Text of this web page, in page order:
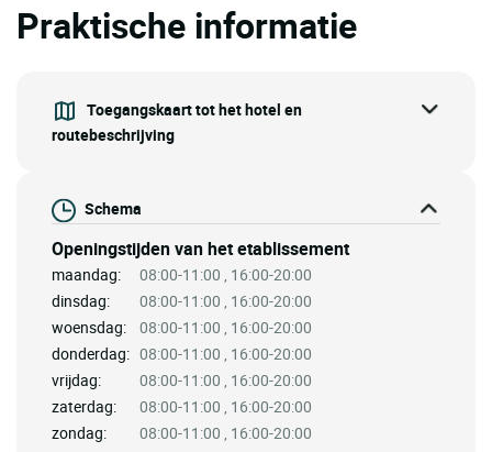
Praktische informatie
Toegangskaart tot het hotel en
routebeschrijving
Schema
Openingstijden van het etablissement
maandag:
08:00-11:00 , 16:00-20:00
dinsdag:
08:00-11:00 , 16:00-20:00
woensdag:
08:00-11:00 , 16:00-20:00
donderdag: 08:00-11:00 , 16:00-20:00
vrijdag:
08:00-11:00 , 16:00-20:00
zaterdag:
08:00-11:00 , 16:00-20:00
zondag:
08:00-11:00 , 16:00-20:00